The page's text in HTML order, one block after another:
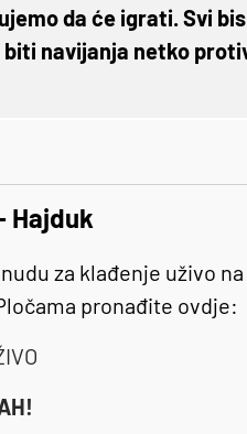
da će igrati. Svi
biti navijanja netko
Hajduk
za klađenje uživo
pronađite ovdje: